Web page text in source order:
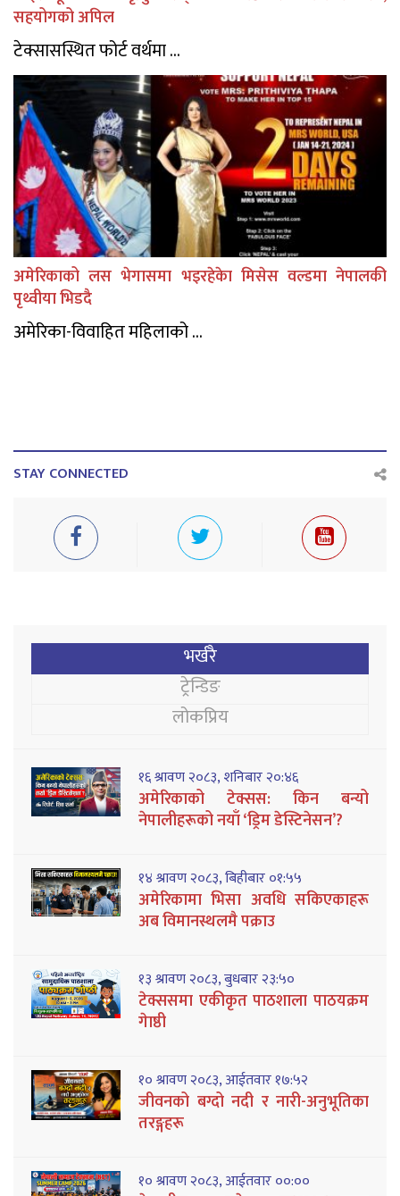
सहयोगको अपिल
टेक्सासस्थित फोर्ट वर्थमा ...
अमेरिकाको लस भेगासमा भइरहेकेा मिसेस वल्डमा नेपालकी
पृथ्वीया भिडदै
अमेरिका-विवाहित महिलाको ...
STAY CONNECTED
भर्खरै
ट्रेन्डिङ
लोकप्रिय
१६ श्रावण २०८३, शनिबार २०:४६
अमेरिकाको टेक्सस: किन बन्यो
नेपालीहरूको नयाँ ‘ड्रिम डेस्टिनेसन’?
१४ श्रावण २०८३, बिहीबार ०१:५५
अमेरिकामा भिसा अवधि सकिएकाहरू
अब विमानस्थलमै पक्राउ
१३ श्रावण २०८३, बुधबार २३:५०
टेक्ससमा एकीकृत पाठशाला पाठयक्रम
गेाष्ठी
१० श्रावण २०८३, आईतवार १७:५२
जीवनको बग्दो नदी र नारी-अनुभूतिका
तरङ्गहरू
१० श्रावण २०८३, आईतवार ००:००